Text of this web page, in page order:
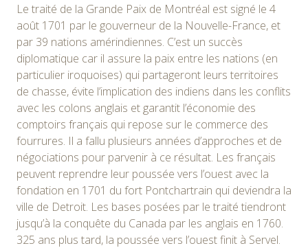
Le traité de la Grande Paix de Montréal est signé le 4
août 1701 par le gouverneur de la Nouvelle-France, et
par 39 nations amérindiennes. C’est un succès
diplomatique car il assure la paix entre les nations (en
particulier iroquoises) qui partageront leurs territoires
de chasse, évite l’implication des indiens dans les conflits
avec les colons anglais et garantit l’économie des
comptoirs français qui repose sur le commerce des
fourrures. Il a fallu plusieurs années d’approches et de
négociations pour parvenir à ce résultat. Les français
peuvent reprendre leur poussée vers l’ouest avec la
fondation en 1701 du fort Pontchartrain qui deviendra la
ville de Detroit. Les bases posées par le traité tiendront
jusqu’à la conquête du Canada par les anglais en 1760.
325 ans plus tard, la poussée vers l’ouest finit à Servel.